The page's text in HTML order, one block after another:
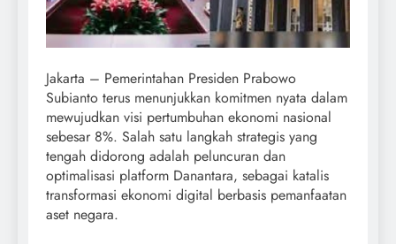
Jakarta – Pemerintahan Presiden Prabowo
Subianto terus menunjukkan komitmen nyata dalam
mewujudkan visi pertumbuhan ekonomi nasional
sebesar 8%. Salah satu langkah strategis yang
tengah didorong adalah peluncuran dan
optimalisasi platform Danantara, sebagai katalis
transformasi ekonomi digital berbasis pemanfaatan
aset negara.